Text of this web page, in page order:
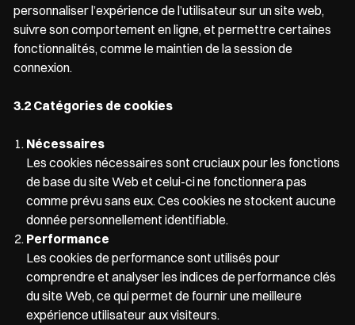
personnaliser l’expérience de l’utilisateur sur un site web,
suivre son comportement en ligne, et permettre certaines
fonctionnalités, comme le maintien de la session de
connexion.
3.2 Catégories de cookies
Nécessaires
Les cookies nécessaires sont cruciaux pour les fonctions
de base du site Web et celui-ci ne fonctionnera pas
comme prévu sans eux. Ces cookies ne stockent aucune
donnée personnellement identifiable.
Performance
Les cookies de performance sont utilisés pour
comprendre et analyser les indices de performance clés
du site Web, ce qui permet de fournir une meilleure
expérience utilisateur aux visiteurs.